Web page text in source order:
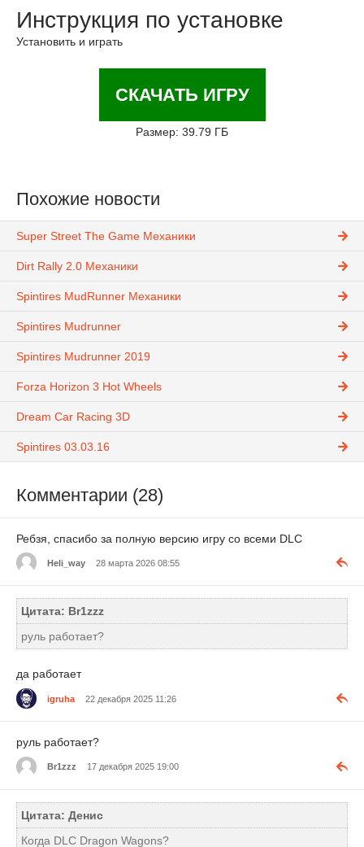
Инструкция по установке
Установить и играть
СКАЧАТЬ ИГРУ
Размер: 39.79 ГБ
Похожие новости
Super Street The Game Механики
Dirt Rally 2.0 Механики
Spintires MudRunner Механики
Spintires Mudrunner
Spintires Mudrunner 2019
Forza Horizon 3 Hot Wheels
Dream Car Racing 3D
Spintires 03.03.16
Комментарии (28)
Ребзя, спасибо за полную версию игру со всеми DLC
Heli_way 28 марта 2026 08:55
Цитата: Br1zzz
руль работает?
да работает
igruha 22 декабря 2025 11:26
руль работает?
Br1zzz 17 декабря 2025 19:00
Цитата: Денис
Когда DLC Dragon Wagons?